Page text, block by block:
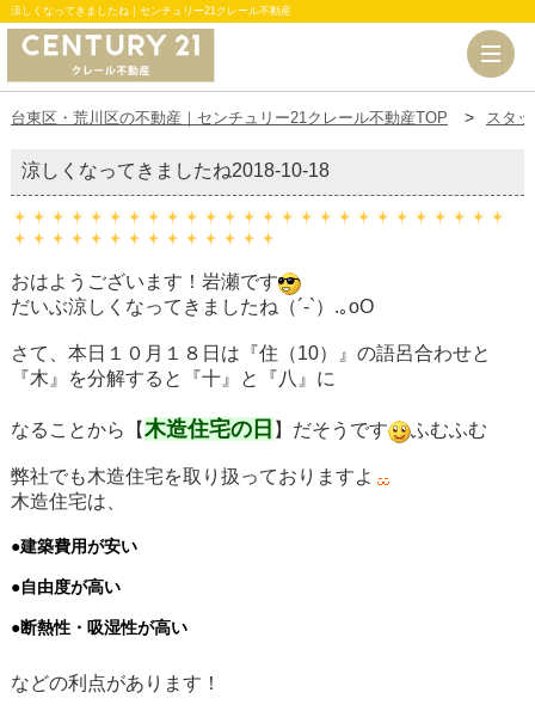
涼しくなってきましたね｜センチュリー21クレール不動産
台東区・荒川区の不動産｜センチュリー21クレール不動産TOP スタ
涼しくなってきましたね2018-10-18
おはようございます！岩瀬です
だいぶ涼しくなってきましたね（´-`）.｡oO
さて、本日１０月１８日は『住（10）』の語呂合わせと
『木』を分解すると『十』と『八』に
なることから【木造住宅の日 】だそうです ふむふむ
弊社でも木造住宅を取り扱っておりますよ
木造住宅は、
●建築費用が安い
●自由度が高い
●断熱性・吸湿性が高い
などの利点があります！